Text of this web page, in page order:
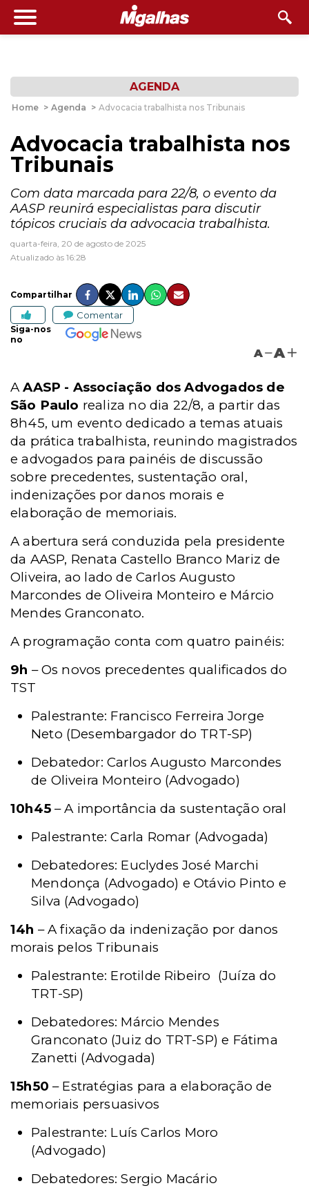
AGENDA
Home > Agenda > Advocacia trabalhista nos Tribunais
Advocacia trabalhista nos
Tribunais
Com data marcada para 22/8, o evento da
AASP reunirá especialistas para discutir
tópicos cruciais da advocacia trabalhista.
quarta-feira, 20 de agosto de 2025
Atualizado às 16:28
Compartilhar
Comentar
Siga-nos
no
A A
AAASP - Associação dos Advogados de
São Paulo realiza no dia 22/8, a partir das
8h45, um evento dedicado a temas atuais
da prática trabalhista, reunindo magistrados
e advogados para painéis de discussão
sobre precedentes, sustentação oral,
indenizações por danos morais e
elaboração de memoriais.
A abertura será conduzida pela presidente
da AASP, Renata Castello Branco Mariz de
Oliveira, ao lado de Carlos Augusto
Marcondes de Oliveira Monteiro e Márcio
Mendes Granconato.
A programação conta com quatro painéis:
9h – Os novos precedentes qualificados do
TST
Palestrante: Francisco Ferreira Jorge
Neto (Desembargador do TRT-SP)
Debatedor: Carlos Augusto Marcondes
de Oliveira Monteiro (Advogado)
10h45– A importância da sustentação oral
Palestrante: Carla Romar (Advogada)
Debatedores: Euclydes José Marchi
Mendonça (Advogado) e Otávio Pinto e
Silva (Advogado)
14h – A fixação da indenização por danos
morais pelos Tribunais
Palestrante: Erotilde Ribeiro (Juíza do
TRT-SP)
Debatedores: Márcio Mendes
Granconato (Juiz do TRT-SP) e Fátima
Zanetti (Advogada)
15h50 – Estratégias para a elaboração de
memoriais persuasivos
Palestrante: Luís Carlos Moro
(Advogado)
Debatedores: Sergio Macário